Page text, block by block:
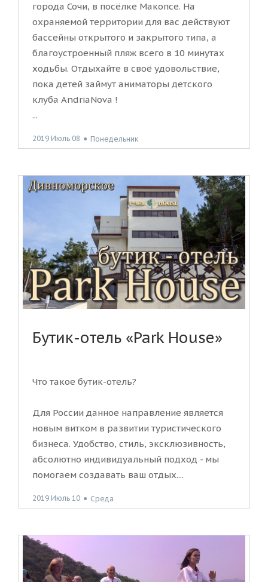
города Сочи, в посёлке Макопсе. На
охраняемой территории для вас действуют
бассейны открытого и закрытого типа, а
благоустроенный пляж всего в 10 минутах
ходьбы. Отдыхайте в своё удовольствие,
пока детей займут аниматоры детского
клуба AndriaNova !
...
2019 Июль 08 ● Понедельник
Бутик-отель «Park House»
Что такое бутик-отель?
Для России данное направление является
новым витком в развитии туристического
бизнеса. Удобство, стиль, эксклюзивность,
абсолютно индивидуальный подход - мы
помогаем создавать ваш отдых....
2019 Июль 10 ● Среда